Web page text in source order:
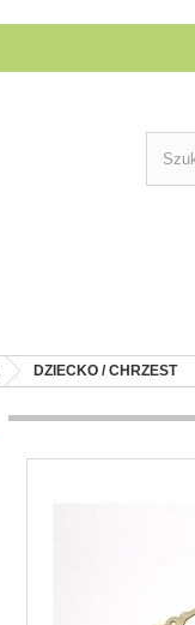
DZIECKO / CHRZEST